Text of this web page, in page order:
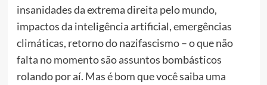
insanidades da extrema direita pelo mundo,
impactos da inteligência artificial, emergências
climáticas, retorno do nazifascismo – o que não
falta no momento são assuntos bombásticos
rolando por aí. Mas é bom que você saiba uma